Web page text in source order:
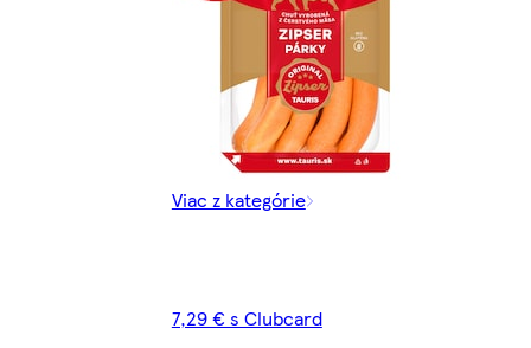
Viac z kategórie
7,29 € s Clubcard